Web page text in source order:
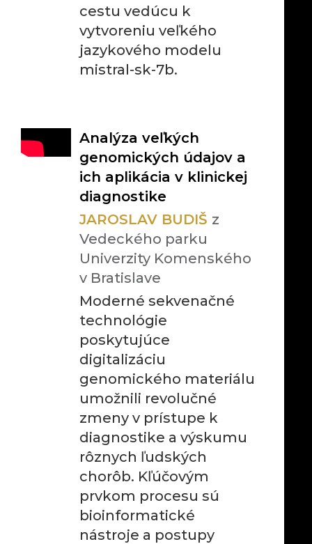
cestu vedúcu k
vytvoreniu veľkého
jazykového modelu
mistral-sk-7b.
Analýza veľkých
genomických údajov a
ich aplikácia v klinickej
diagnostike
JAROSLAV BUDIŠ z
Vedeckého parku
Univerzity Komenského
v Bratislave
Moderné sekvenačné
technológie
poskytujúce
digitalizáciu
genomického materiálu
umožnili revolučné
zmeny v prístupe k
diagnostike a výskumu
rôznych ľudských
chorôb. Kľúčovým
prvkom procesu sú
bioinformatické
nástroje a postupy